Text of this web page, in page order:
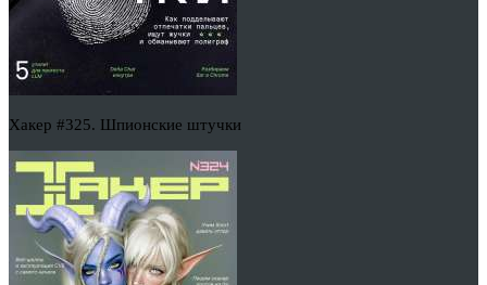
Хакер #325. Шпионские штучки